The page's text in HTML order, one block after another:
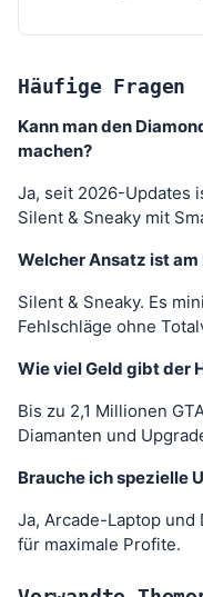
Häufige Fragen
Kann man den
machen?
Ja, seit 2026-Updates
Silent & Sneaky mit
Welcher Ansatz ist
Silent & Sneaky. Es
Fehlschläge ohne
Wie viel Geld gibt der
Bis zu 2,1 Millionen
Diamanten und
Brauche ich spezielle
Ja, Arcade-Laptop
für maximale Profite.